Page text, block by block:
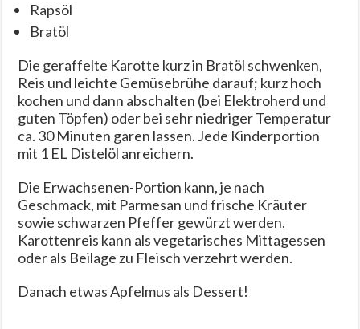
Rapsöl
Bratöl
Die geraffelte Karotte kurz in Bratöl schwenken,
Reis und leichte Gemüsebrühe darauf; kurz hoch
kochen und dann abschalten (bei Elektroherd und
guten Töpfen) oder bei sehr niedriger Temperatur
ca. 30 Minuten garen lassen. Jede Kinderportion
mit 1 EL Distelöl anreichern.
Die Erwachsenen-Portion kann, je nach
Geschmack, mit Parmesan und frische Kräuter
sowie schwarzen Pfeffer gewürzt werden.
Karottenreis kann als vegetarisches Mittagessen
oder als Beilage zu Fleisch verzehrt werden.
Danach etwas Apfelmus als Dessert!